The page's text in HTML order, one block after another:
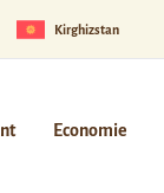
Kirghizstan
Economie